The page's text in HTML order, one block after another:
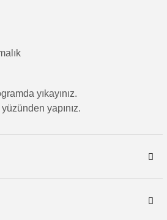
yıkayınız.
yapınız.